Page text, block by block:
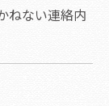
ねない連絡内